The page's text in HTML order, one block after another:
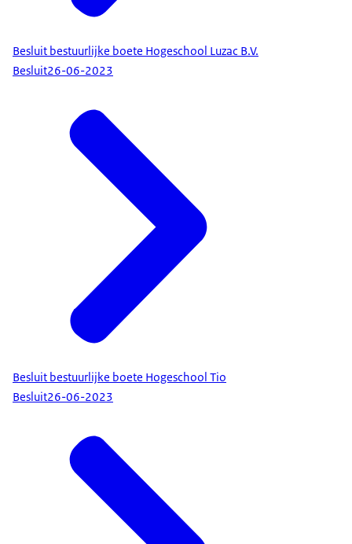
Besluit bestuurlijke boete Hogeschool Luzac B.V.
Besluit26-06-2023
Besluit bestuurlijke boete Hogeschool Tio
Besluit26-06-2023